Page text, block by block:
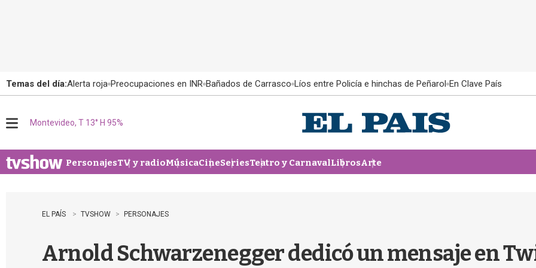
Temas del día:Alerta roja Preocupaciones en INR Bañados de Carrasco Líos entre Policía e hinchas de Peñarol En Clave País
u
Montevideo, T 13° H 95%
PersonajesTV y radioMúsicaCineSeriesTeatro y CarnavalLibrosArte
EL PAÍS TVSHOW PERSONAJES
Arnold Schwarzenegger dedicó un mensaje en